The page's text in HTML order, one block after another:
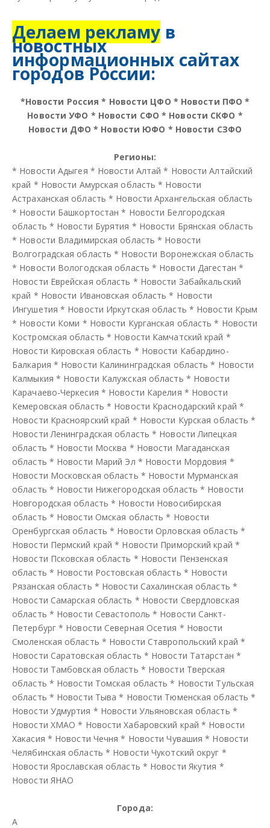
Делаем рекламу в
новостных
информационных сайтах
городов России:
*Новости Россия * Новости ЦФО * Новости ПФО *
Новости УФО * Новости СФО * Новости СКФО *
Новости ДФО * Новости ЮФО * Новости СЗФО
Регионы:
* Новости Адыгея * Новости Алтай * Новости Алтайский
край * Новости Амурская область * Новости
Астраханская область * Новости Архангельская область
* Новости Башкортостан * Новости Белгородская
область * Новости Бурятия * Новости Брянская область
* Новости Владимирская область * Новости
Волгоградская область * Новости Воронежская область
* Новости Вологодская область * Новости Дагестан *
Новости Еврейская область * Новости Забайкальский
край * Новости Ивановская область * Новости
Ингушетия * Новости Иркутская область * Новости Крым
* Новости Коми * Новости Курганская область * Новости
Костромская область * Новости Камчатский край *
Новости Кировская область * Новости Кабардино-
Балкария * Новости Калининградская область * Новости
Калмыкия * Новости Калужская область * Новости
Карачаево-Черкесия * Новости Карелия * Новости
Кемеровская область * Новости Краснодарский край *
Новости Красноярский край * Новости Курская область *
Новости Ленинградская область * Новости Липецкая
область * Новости Москва * Новости Магаданская
область * Новости Марий Эл * Новости Мордовия *
Новости Московская область * Новости Мурманская
область * Новости Нижегородская область * Новости
Новгородская область * Новости Новосибирская
область * Новости Омская область * Новости
Оренбургская область * Новости Орловская область *
Новости Пермский край * Новости Приморский край *
Новости Псковская область * Новости Пензенская
область * Новости Ростовская область * Новости
Рязанская область * Новости Сахалинская область *
Новости Самарская область * Новости Свердловская
область * Новости Севастополь * Новости Санкт-
Петербург* Новости Северная Осетия * Новости
Смоленская область * Новости Ставропольский край *
Новости Саратовская область * Новости Татарстан *
Новости Тамбовская область * Новости Тверская
область * Новости Томская область * Новости Тульская
область * Новости Тыва * Новости Тюменская область *
Новости Удмуртия * Новости Ульяновская область *
Новости ХМАО * Новости Хабаровский край * Новости
Хакасия * Новости Чечня * Новости Чувашия * Новости
Челябинская область * Новости Чукотский округ *
Новости Ярославская область * Новости Якутия *
Новости ЯНАО
Города:
А